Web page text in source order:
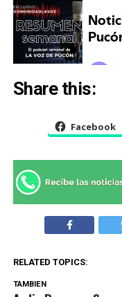
Share this:
Facebook
RELATED TOPICS:
TAMBIEN